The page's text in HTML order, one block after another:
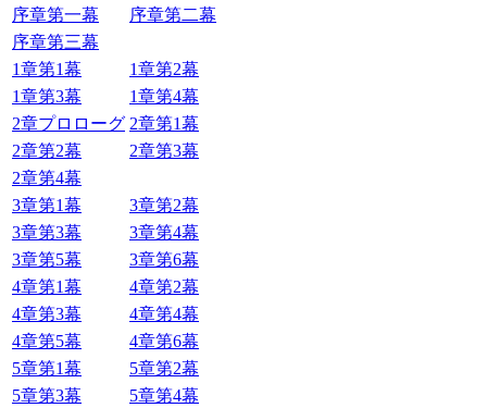
序章第一幕
序章第二幕
序章第三幕
1章第1幕
1章第2幕
1章第3幕
1章第4幕
2章プロローグ 2章第1幕
2章第2幕
2章第3幕
2章第4幕
3章第1幕
3章第2幕
3章第3幕
3章第4幕
3章第5幕
3章第6幕
4章第1幕
4章第2幕
4章第3幕
4章第4幕
4章第5幕
4章第6幕
5章第1幕
5章第2幕
5章第3幕
5章第4幕